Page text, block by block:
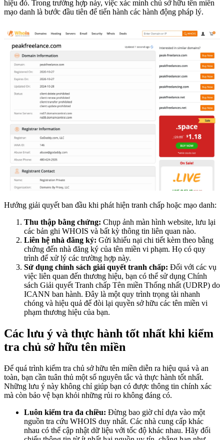
hiệu đó. Trong trường hợp này, việc xác minh chủ sở hữu tên miền
mạo danh là bước đầu tiên để tiến hành các hành động pháp lý.
Hướng giải quyết ban đầu khi phát hiện tranh chấp hoặc mạo danh:
Thu thập bằng chứng: Chụp ảnh màn hình website, lưu lại
các bản ghi WHOIS và bất kỳ thông tin liên quan nào.
Liên hệ nhà đăng ký: Gửi khiếu nại chi tiết kèm theo bằng
chứng đến nhà đăng ký của tên miền vi phạm. Họ có quy
trình để xử lý các trường hợp này.
Sử dụng chính sách giải quyết tranh chấp: Đối với các vụ
việc liên quan đến thương hiệu, bạn có thể sử dụng Chính
sách Giải quyết Tranh chấp Tên miền Thống nhất (UDRP) do
ICANN ban hành. Đây là một quy trình trọng tài nhanh
chóng và hiệu quả để đòi lại quyền sở hữu các tên miền vi
phạm thương hiệu của bạn.
Các lưu ý và thực hành tốt nhất khi kiểm
tra chủ sở hữu tên miền
Để quá trình kiểm tra chủ sở hữu tên miền diễn ra hiệu quả và an
toàn, bạn cần tuân thủ một số nguyên tắc và thực hành tốt nhất.
Những lưu ý này không chỉ giúp bạn có được thông tin chính xác
mà còn bảo vệ bạn khỏi những rủi ro không đáng có.
Luôn kiểm tra đa chiều: Đừng bao giờ chỉ dựa vào một
nguồn tra cứu WHOIS duy nhất. Các nhà cung cấp khác
nhau có thể cập nhật dữ liệu với tốc độ khác nhau. Hãy đối